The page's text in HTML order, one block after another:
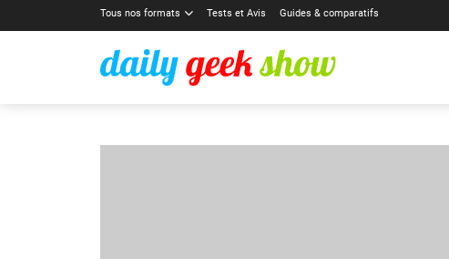
Tous nos formats Tests et Avis Guides & comparatifs